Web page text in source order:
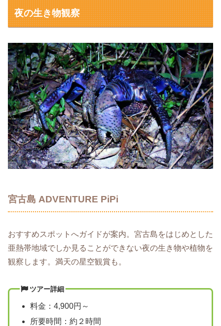
夜の生き物観察
宮古島 ADVENTURE PiPi
おすすめスポットへガイドが案内。宮古島をはじめとした
亜熱帯地域でしか見ることができない夜の生き物や植物を
観察します。満天の星空観賞も。
ツアー詳細
料金：4,900円～
所要時間：約２時間